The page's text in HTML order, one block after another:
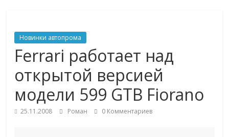
Новинки автопрома
Ferrari работает над
открытой версией
модели 599 GTB Fiorano
25.11.2008 Роман 0 Комментариев